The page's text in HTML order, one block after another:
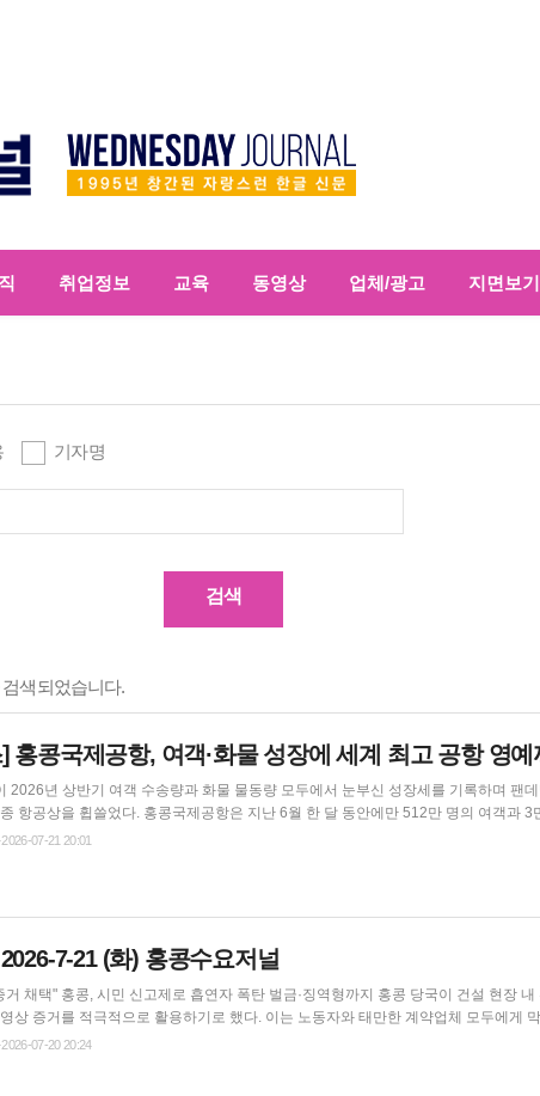
취업정보 교육 동영상 업체/광고 지면보
기자명
색되었습니다.
홍콩국제공항, 여객·화물 성장에 세계 최고 공항 영예
2026년 상반기 여객 수송량과 화물 물동량 모두에서 눈부신 성장세를 기록하며 팬
6월 한 달 동안에만 512만 명의 여객과 3만 1,940편의 항공기 운항을 처리해 전
간 성장은 주로 환승 및 경유 여객 수의 두 자릿수 증가에 힘입은 것이며, 일본 및 중국
2026-07-21 20:01
7-21 (화) 홍콩수요저널
, 시민 신고제로 흡연자 폭탄 벌금·징역형까지 홍콩 당국이 건설 현장 내 흡연 행위를 근절하기 위해 시민들이
상 증거를 적극적으로 활용하기로 했다. 이는 노동자와 태만한 계약업체 모두에게
된 이후, 당국은 개인 노동자를 처벌하는 동시에 현장 관리를 소홀
2026-07-20 20:24